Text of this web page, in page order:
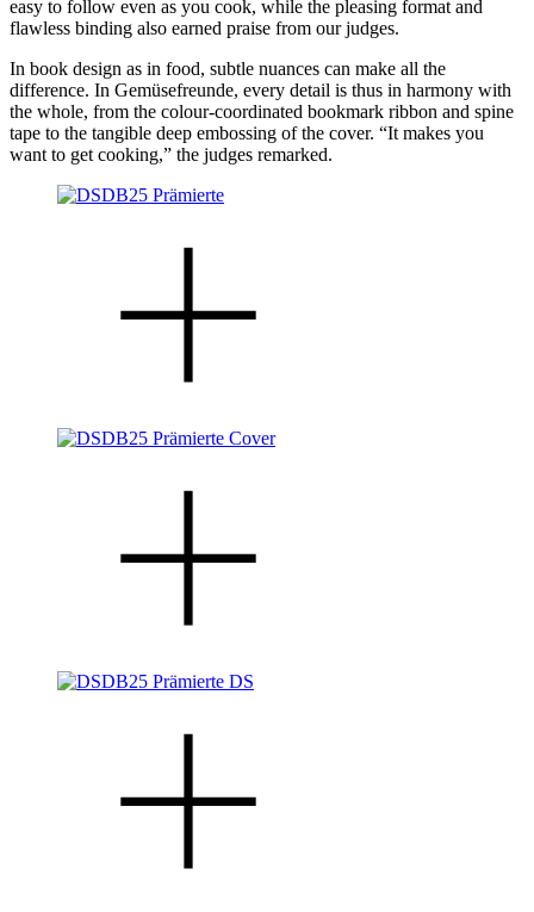
easy to follow even as you cook, while the pleasing format and
flawless binding also earned praise from our judges.
In book design as in food, subtle nuances can make all the
difference. In Gemüsefreunde, every detail is thus in harmony with
the whole, from the colour-coordinated bookmark ribbon and spine
tape to the tangible deep embossing of the cover. “It makes you
want to get cooking,” the judges remarked.